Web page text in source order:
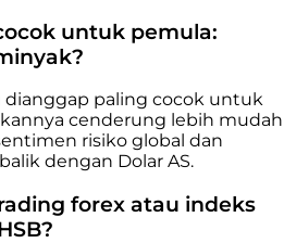
untuk pemula:
dianggap paling cocok untuk
cenderung lebih mudah
risiko global dan
dengan Dolar AS.
forex atau indeks